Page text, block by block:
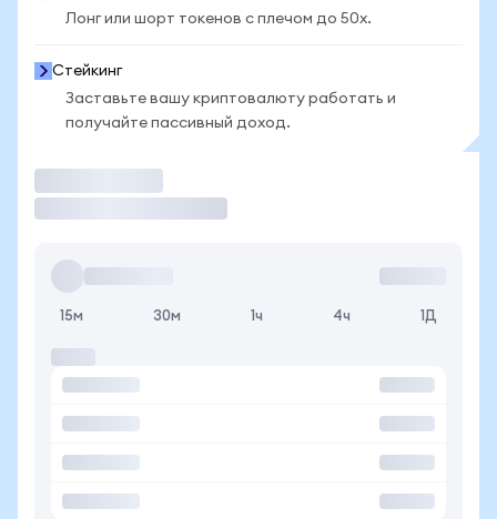
Лонг или шорт токенов с плечом до 50x.
Стейкинг
Заставьте вашу криптовалюту работать и
получайте пассивный доход.
15м 30м 1ч 4ч 1Д